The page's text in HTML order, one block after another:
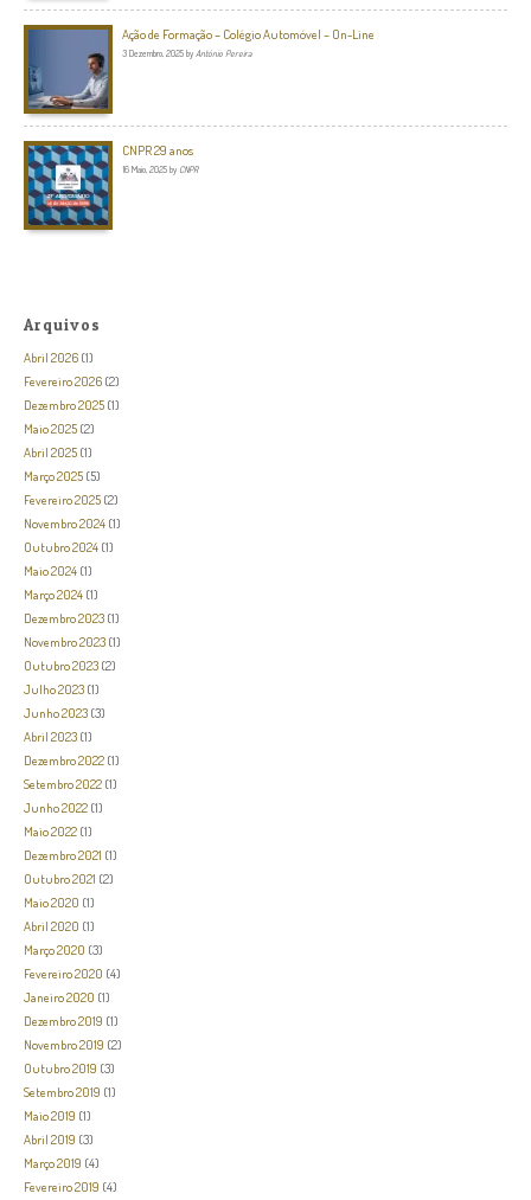
Ação de Formação – Colégio Automóvel – On-Line
3 Dezembro, 2025 by António Pereira
CNPR 29 anos
16 Maio, 2025 by CNPR
Arquivos
Abril 2026 (1)
Fevereiro 2026 (2)
Dezembro 2025 (1)
Maio 2025 (2)
Abril 2025 (1)
Março 2025 (5)
Fevereiro 2025 (2)
Novembro 2024 (1)
Outubro 2024 (1)
Maio 2024 (1)
Março 2024 (1)
Dezembro 2023 (1)
Novembro 2023 (1)
Outubro 2023 (2)
Julho 2023 (1)
Junho 2023 (3)
Abril 2023 (1)
Dezembro 2022 (1)
Setembro 2022 (1)
Junho 2022 (1)
Maio 2022 (1)
Dezembro 2021 (1)
Outubro 2021 (2)
Maio 2020 (1)
Abril 2020 (1)
Março 2020 (3)
Fevereiro 2020 (4)
Janeiro 2020 (1)
Dezembro 2019 (1)
Novembro 2019 (2)
Outubro 2019 (3)
Setembro 2019 (1)
Maio 2019 (1)
Abril 2019 (3)
Março 2019 (4)
Fevereiro 2019 (4)